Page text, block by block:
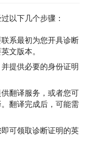
以下几个步骤：
联系最初为您开具诊断
文版本。
提供必要的身份证明
供翻译服务，或者您可
翻译完成后，可能需
可领取诊断证明的英